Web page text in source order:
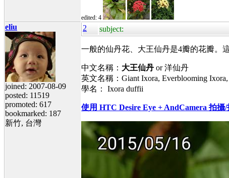
edited: 4
eliu
joined: 2007-08-09
posted: 11519
promoted: 617
bookmarked: 187
新竹, 台灣
2 subject:
一般的仙丹花、大王仙丹是4瓣的花瓣。
中文名稱： 大王仙丹 or 洋仙丹
英文名稱：Giant Ixora, Everblooming
學名： Ixora duffii
使用 HTC Desire Eye + AndCamera 拍攝